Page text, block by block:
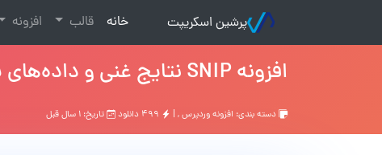
پرشین اسکریپت خانه
(current) قالب افزونه
افزونه SNIP نتایج غنی و داده‌های ساختارمند وردپرس نسخه 2.31.6
دسته بندی: افزونه وردپرس, | تاریخ: ۱ سال قبل